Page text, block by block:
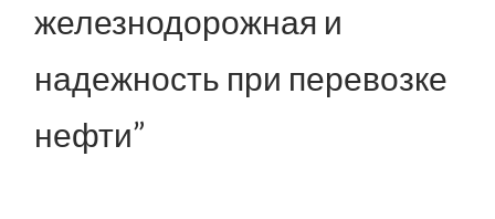
железнодорожная и
надежность при перевозке
нефти”